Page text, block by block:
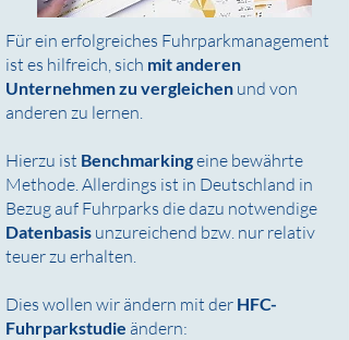
Für ein erfolgreiches Fuhrparkmanagement
ist es hilfreich, sich mit anderen
Unternehmen zu vergleichen und von
anderen zu lernen.
Hierzu ist Benchmarkingeine bewährte
Methode. Allerdings ist in Deutschland in
Bezug auf Fuhrparks die dazu notwendige
Datenbasis unzureichend bzw. nur relativ
teuer zu erhalten.
Dies wollen wir ändern mit der HFC-
Fuhrparkstudie ändern: